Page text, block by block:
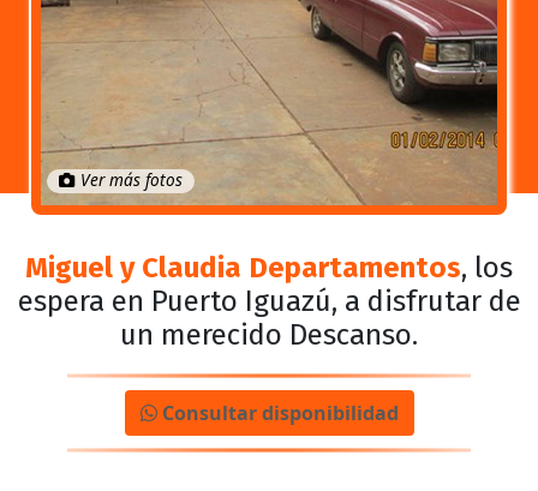
Ver más fotos
Miguel y Claudia Departamentos, los
espera en Puerto Iguazú, a disfrutar de
un merecido Descanso.
Consultar disponibilidad